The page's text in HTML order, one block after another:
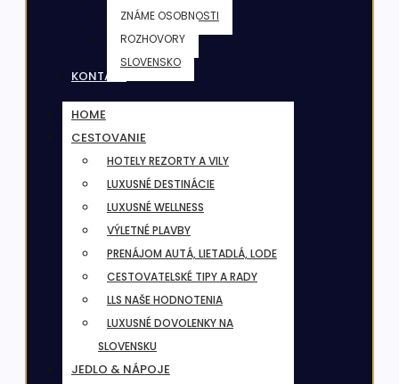
ZNÁME OSOBNOSTI
ROZHOVORY
SLOVENSKO
KONTAKT
HOME
CESTOVANIE
HOTELY REZORTY A VILY
LUXUSNÉ DESTINÁCIE
LUXUSNÉ WELLNESS
VÝLETNÉ PLAVBY
PRENÁJOM AUTÁ, LIETADLÁ, LODE
CESTOVATELSKÉ TIPY A RADY
LLS NAŠE HODNOTENIA
LUXUSNÉ DOVOLENKY NA
SLOVENSKU
JEDLO & NÁPOJE